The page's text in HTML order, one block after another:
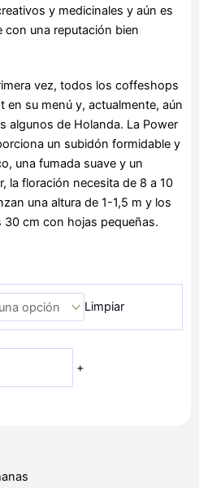
y medicinales y aún es
con una reputación bien
vez, todos los coffeshops
en su menú y, actualmente, aún
algunos de Holanda. La Power
un subidón formidable y
una fumada suave y un
la floración necesita de 8 a 10
una altura de 1-1,5 m y los
cm con hojas pequeñas.
Limpiar
+